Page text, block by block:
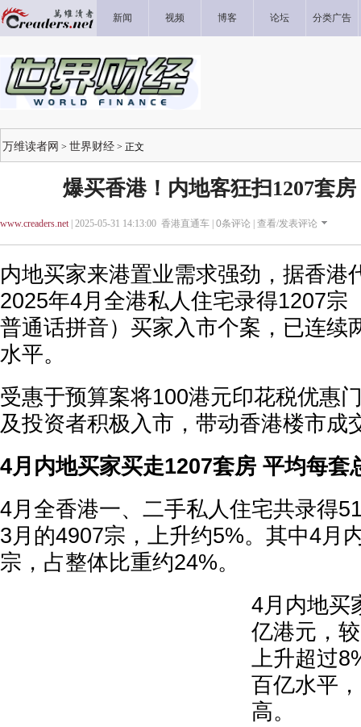
新闻 视频 博客 论坛 分类广告
万维读者网 > 世界财经 > 正文
爆买香港！内地客狂扫1207套
www.creaders.net| 2025-05-31 14:13:00 香港直通车 | 0条评论 | 查看/发表评论
内地买家来港置业需求强劲，据香港
2025年4月全港私人住宅录得1207宗
普通话拼音）买家入市个案，已连续
水平。
受惠于预算案将100港元印花税优惠
及投资者积极入市，带动香港楼市成
4月内地买家买走1207套房 平均每套
4月全香港一、二手私人住宅共录得
3月的4907宗，上升约5%。其中4月
宗，占整体比重约24%。
4月内地买
亿港元，
上升超过
百亿水平
高。